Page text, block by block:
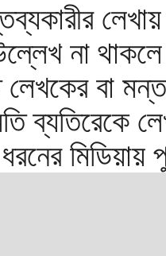
না
লেখকের বা
ব্যতিরেকে
ধরনের মিডিয়ায়